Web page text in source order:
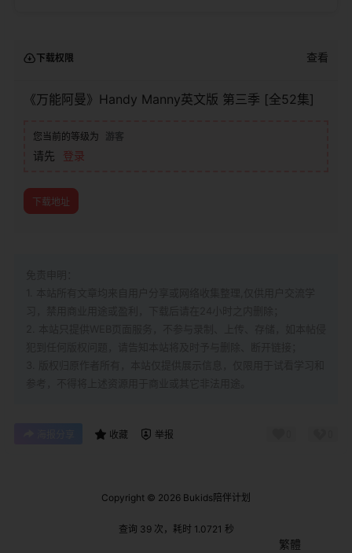
下载权限 查看
《万能阿曼》Handy Manny英文版 第三季 [全52集]
您当前的等级为 游客
请先 登录
下载地址
收藏 举报
Copyright © 2026 Bukids陪伴计划
查询 39 次，耗时 1.0721 秒
繁體